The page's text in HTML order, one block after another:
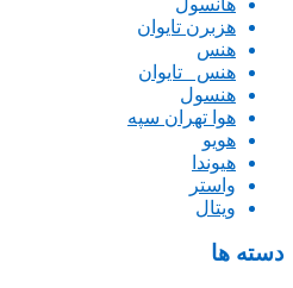
هزبرن تایوان
هنس
هنس _تایوان
هنسول
هوا تهران سپه
هویو
هیوندا
واستر
ویتال
دسته ها